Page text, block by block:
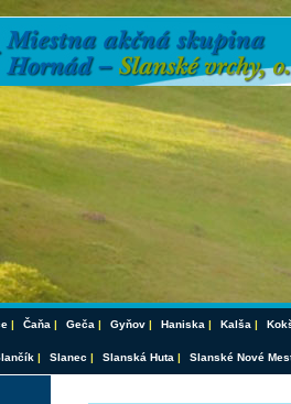
| Čaňa | Geča | Gyňov | Haniska | Kalša |
| Slanec | Slanská Huta | Slanské Nové